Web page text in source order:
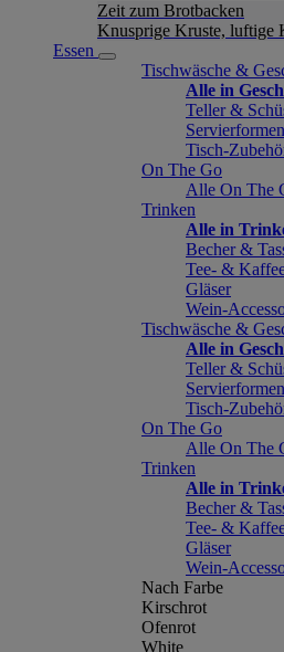
Zeit zum Brotbacken
Knusprige Kruste, luftige
Essen
Tischwäsche &
Alle in
Teller &
Servierformen
Tisch-
On The Go
Alle On The
Trinken
Alle in
Becher &
Tee- &
Gläser
Wein-
Tischwäsche &
Alle in
Teller &
Servierformen
Tisch-
On The Go
Alle On The
Trinken
Alle in
Becher &
Tee- &
Gläser
Wein-
Nach Farbe
Kirschrot
Ofenrot
White